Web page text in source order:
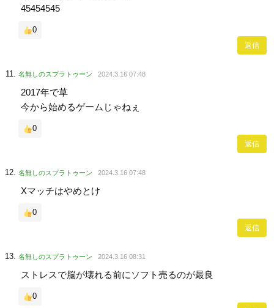
45454545
0
返信
名無しのスプラトゥーン 2024.3.16 07:48
2017年で草
今から始めるゲームじゃねぇ
0
返信
名無しのスプラトゥーン 2024.3.16 07:48
Xマッチはやめとけ
0
返信
名無しのスプラトゥーン 2024.3.16 08:31
ストレスで脳が壊れる前にソフト売るのが最良
0